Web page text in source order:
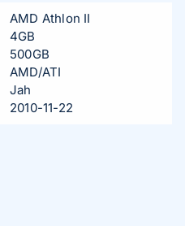
AMD Athlon II
4GB
500GB
AMD/ATI
Jah
2010-11-22